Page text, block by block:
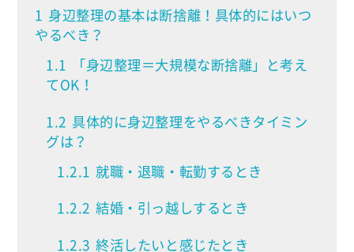
1 身辺整理の基本は断捨離！具体的にはいつ
やるべき？
1.1
「身辺整理＝大規模な断捨離」と考え
てOK！
1.2 具体的に身辺整理をやるべきタイミン
グは？
1.2.1 就職・退職・転勤するとき
1.2.2 結婚・引っ越しするとき
1.2.3 終活したいと感じたとき